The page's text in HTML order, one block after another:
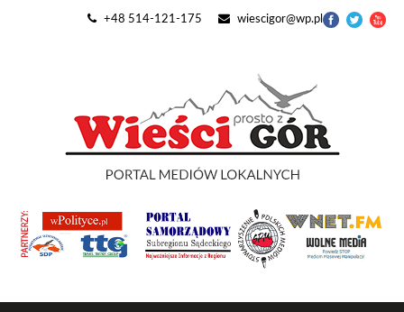
+48 514-121-175 wiescigor@wp.pl